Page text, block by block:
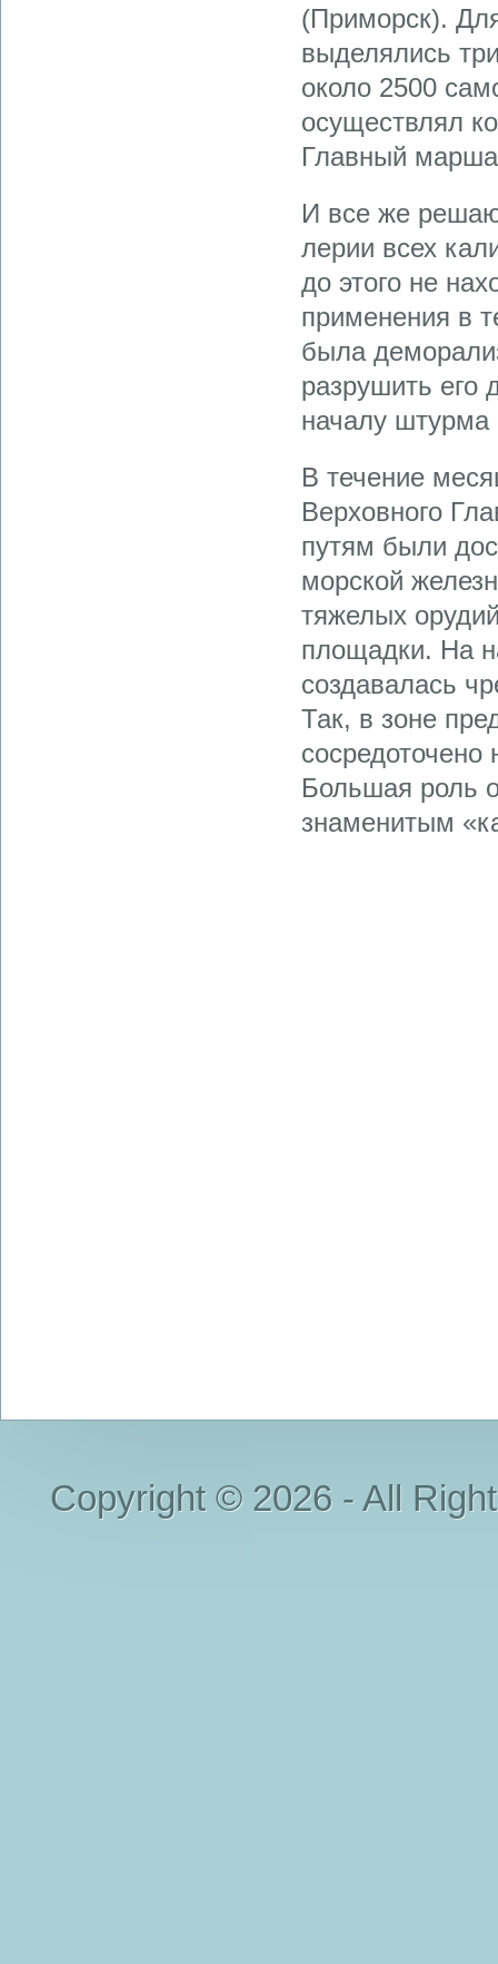
(Приморск).
выделялись
около 2500
осуществлял
Главный
И все же
лерии всех
до этого не
применения в
была
разрушить его
началу штурма
В течение
Верховного
путям были
морской
тяжелых
площадки. На
создавалась
Так, в зоне
Большая роль
знаменитым
Copyright © 2026 - All